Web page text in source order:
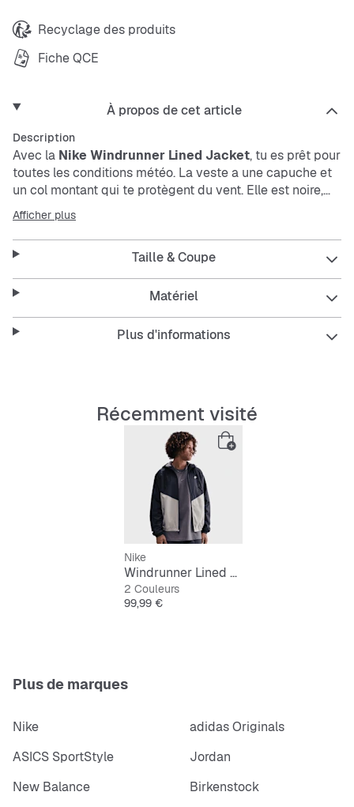
Recyclage des produits
Fiche QCE
À propos de cet article
Description
Avec la Nike Windrunner Lined Jacket, tu es prêt pour
toutes les conditions météo. La veste a une capuche et
un col montant qui te protègent du vent. Elle est noire,
solide et confortable grâce à sa coupe Regular Fit.
Afficher plus
Taille & Coupe
Matériel
Plus d'informations
Récemment visité
Nike
Windrunner Lined Jacket
2 Couleurs
Prix
99,99 €
Plus de marques
Nike
adidas Originals
ASICS SportStyle
Jordan
New Balance
Birkenstock